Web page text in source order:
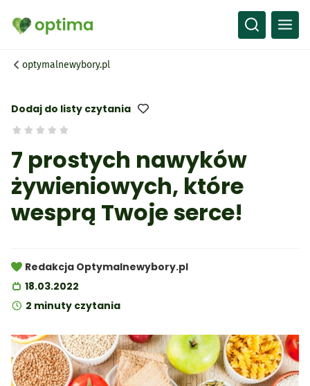
optymalnewybory.pl
Dodaj do listy czytania
7 prostych nawyków
żywieniowych, które
wesprą Twoje serce!
Redakcja Optymalnewybory.pl
18.03.2022
2 minuty czytania